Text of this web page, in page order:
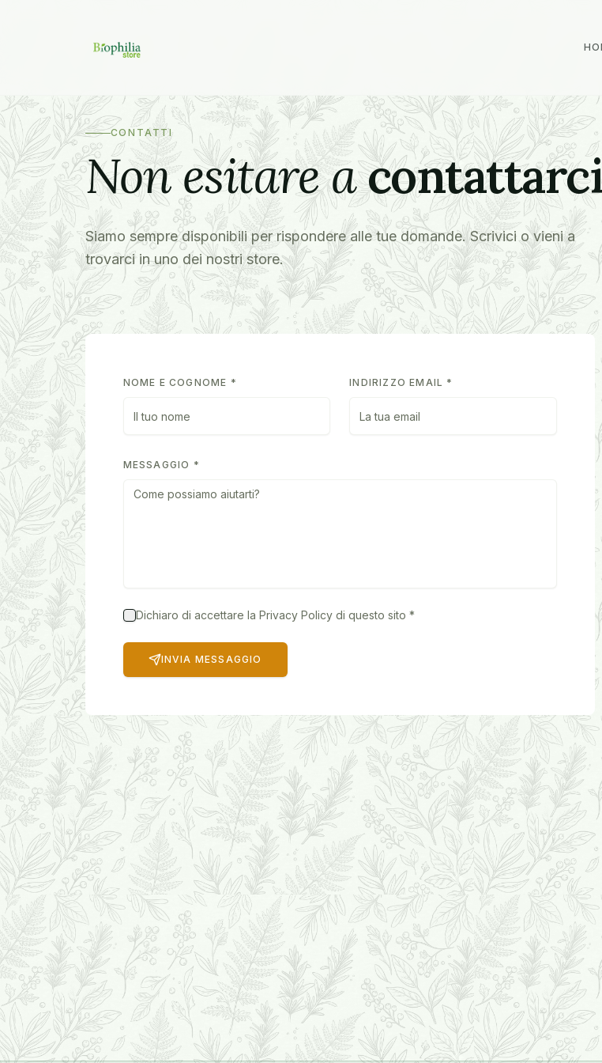
CONTATTI
Non esitare a
Siamo sempre disponibili per rispondere alle tue domande. Scrivici o vieni a
trovarci in uno dei nostri store.
NOME E COGNOME * INDIRIZZO EMAIL *
MESSAGGIO *
Dichiaro di accettare la Privacy Policy di questo sito *
INVIA MESSAGGIO